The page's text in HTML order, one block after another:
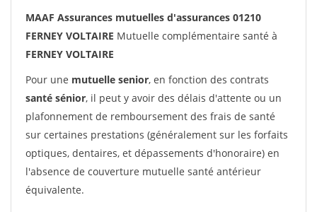
MAAF Assurances mutuelles d'assurances 01210
FERNEY VOLTAIRE Mutuelle complémentaire santé à
FERNEY VOLTAIRE
Pour une mutuelle senior, en fonction des contrats
santé sénior, il peut y avoir des délais d'attente ou un
plafonnement de remboursement des frais de santé
sur certaines prestations (généralement sur les forfaits
optiques, dentaires, et dépassements d'honoraire) en
l'absence de couverture mutuelle santé antérieur
équivalente.